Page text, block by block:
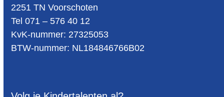
2251 TN Voorschoten
Tel 071 – 576 40 12
KvK-nummer: 27325053
BTW-num­mer: NL184846766B02